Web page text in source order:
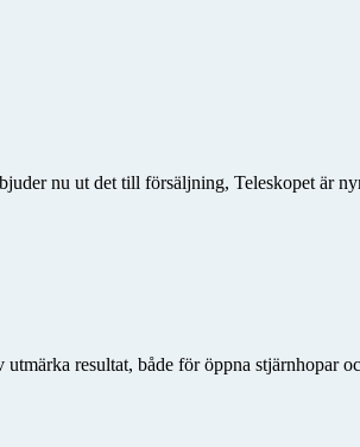
nu ut det till försäljning, Teleskopet är
resultat, både för öppna stjärnhopar